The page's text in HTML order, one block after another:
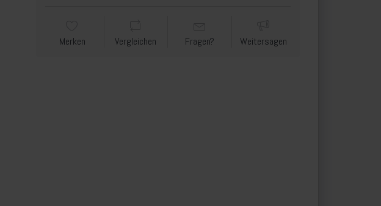
Merken Vergleichen Fragen? Weitersagen